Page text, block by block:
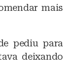
mais
pediu para
deixando